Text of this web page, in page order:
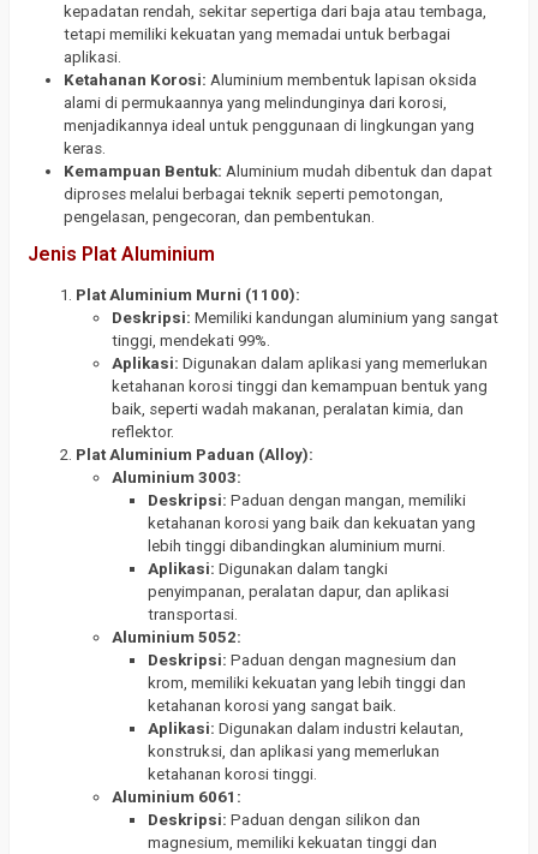
kepadatan rendah, sekitar sepertiga dari baja atau tembaga,
tetapi memiliki kekuatan yang memadai untuk berbagai
aplikasi.
Ketahanan Korosi: Aluminium membentuk lapisan oksida
alami di permukaannya yang melindunginya dari korosi,
menjadikannya ideal untuk penggunaan di lingkungan yang
keras.
Kemampuan Bentuk: Aluminium mudah dibentuk dan dapat
diproses melalui berbagai teknik seperti pemotongan,
pengelasan, pengecoran, dan pembentukan.
Jenis Plat Aluminium
Plat Aluminium Murni (1100):
Deskripsi: Memiliki kandungan aluminium yang sangat
tinggi, mendekati 99%.
Aplikasi: Digunakan dalam aplikasi yang memerlukan
ketahanan korosi tinggi dan kemampuan bentuk yang
baik, seperti wadah makanan, peralatan kimia, dan
reflektor.
Plat Aluminium Paduan (Alloy):
Aluminium 3003:
Deskripsi: Paduan dengan mangan, memiliki
ketahanan korosi yang baik dan kekuatan yang
lebih tinggi dibandingkan aluminium murni.
Aplikasi: Digunakan dalam tangki
penyimpanan, peralatan dapur, dan aplikasi
transportasi.
Aluminium 5052:
Deskripsi: Paduan dengan magnesium dan
krom, memiliki kekuatan yang lebih tinggi dan
ketahanan korosi yang sangat baik.
Aplikasi: Digunakan dalam industri kelautan,
konstruksi, dan aplikasi yang memerlukan
ketahanan korosi tinggi.
Aluminium 6061:
Deskripsi: Paduan dengan silikon dan
magnesium, memiliki kekuatan tinggi dan